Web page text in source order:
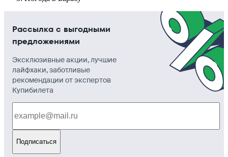
Рассылка с выгодными
предложениями
Эксклюзивные акции, лучшие
лайфхаки, заботливые
рекомендации от экспертов
Купибилета
Подписаться